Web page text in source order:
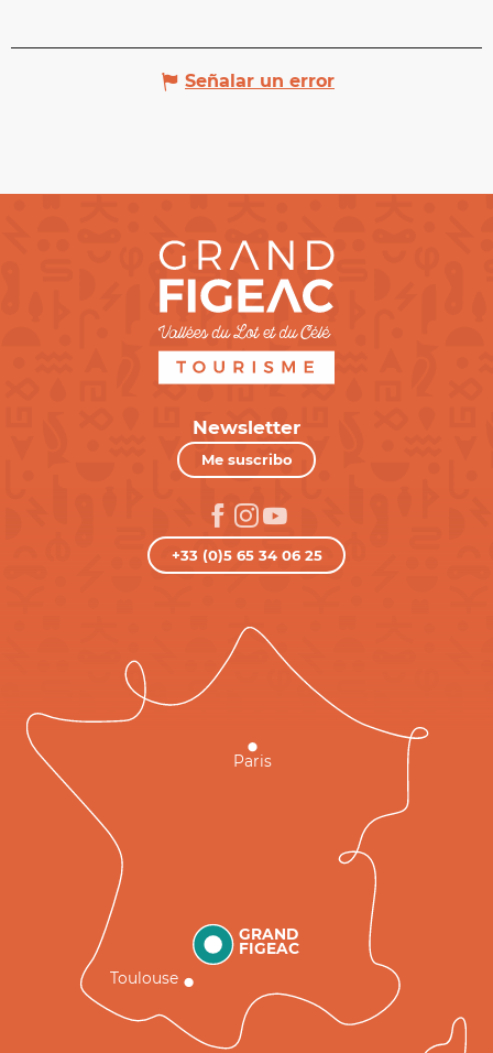
Señalar un error
Newsletter
Me suscribo
+33 (0)5 65 34 06 25
GRAND
FIGEAC
Toulouse
Paris